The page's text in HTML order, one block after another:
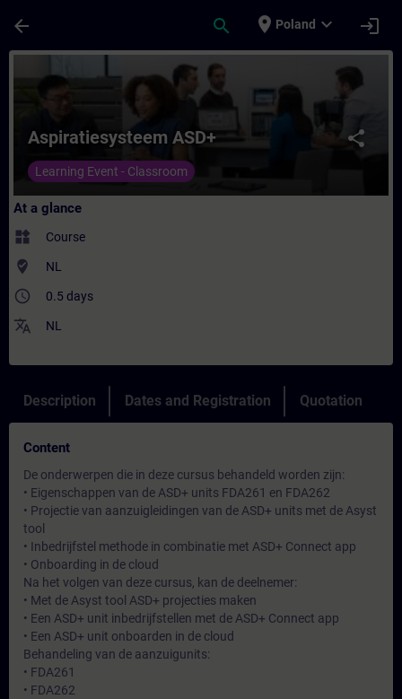
arrow_back search place Poland expand_more login
Course - Aspiratiesysteem ASD+ -
share
Aspiratiesysteem ASD+
Learning Event - Classroom
At a glance
widgets Course
where_to_vote NL
access_time 0.5 days
translate NL
Description Dates and Registration Quotation
Content
De onderwerpen die in deze cursus behandeld worden zijn:
• Eigenschappen van de ASD+ units FDA261 en FDA262
• Projectie van aanzuigleidingen van de ASD+ units met de Asyst
tool
• Inbedrijfstel methode in combinatie met ASD+ Connect app
• Onboarding in de cloud
Na het volgen van deze cursus, kan de deelnemer:
• Met de Asyst tool ASD+ projecties maken
• Een ASD+ unit inbedrijfstellen met de ASD+ Connect app
• Een ASD+ unit onboarden in de cloud
Behandeling van de aanzuigunits:
• FDA261
• FDA262